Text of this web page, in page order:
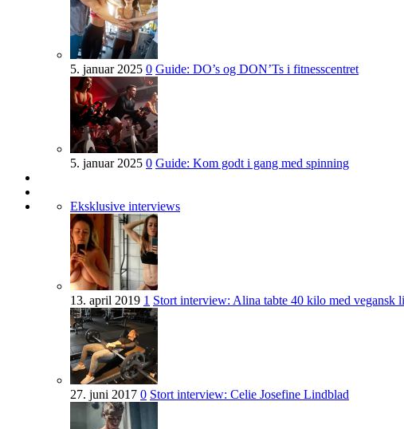
5. januar 2025 0 Guide: DO’s og DON’Ts i fitnesscentret
5. januar 2025 0 Guide: Kom godt i gang med spinning
Eksklusive interviews
13. april 2019 1 Stort interview: Alina tabte 40 kilo med vegansk
27. juni 2017 0 Stort interview: Celie Josefine Lindblad